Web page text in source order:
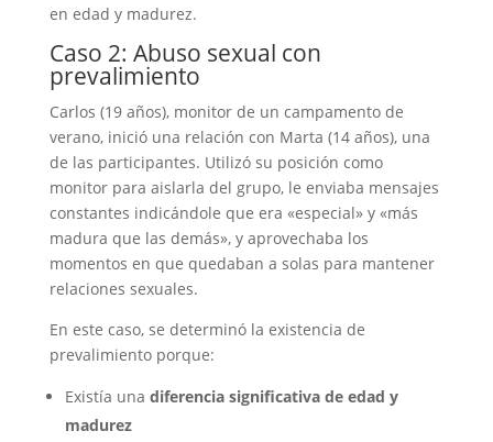
en edad y madurez.
Caso 2: Abuso sexual con
prevalimiento
Carlos (19 años), monitor de un campamento de
verano, inició una relación con Marta (14 años), una
de las participantes. Utilizó su posición como
monitor para aislarla del grupo, le enviaba mensajes
constantes indicándole que era «especial» y «más
madura que las demás», y aprovechaba los
momentos en que quedaban a solas para mantener
relaciones sexuales.
En este caso, se determinó la existencia de
prevalimiento porque:
Existía una diferencia significativa de edad y
madurez